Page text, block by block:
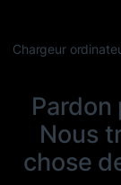
Chargeur
Nous
chose